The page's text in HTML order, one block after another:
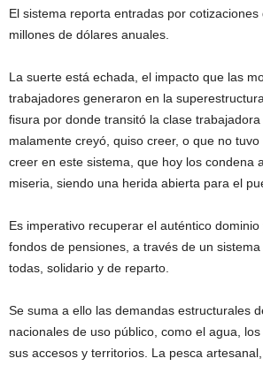
El sistema reporta entradas por
millones de dólares anuales.
La suerte está echada, el impacto que las
trabajadores generaron en la
fisura por donde transitó la clase
malamente creyó, quiso creer, o que no
creer en este sistema, que hoy los condena
miseria, siendo una herida abierta para el
Es imperativo recuperar el auténtico
fondos de pensiones, a través de un
todas, solidario y de reparto.
Se suma a ello las demandas estructurales
nacionales de uso público, como el agua,
sus accesos y territorios. La pesca